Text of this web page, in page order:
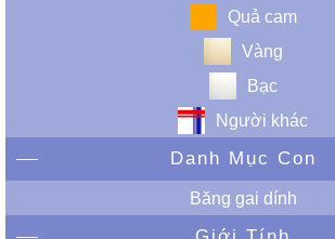
Quả cam
Vàng
Bạc
Người khác
Danh Mục Con
Băng gai dính